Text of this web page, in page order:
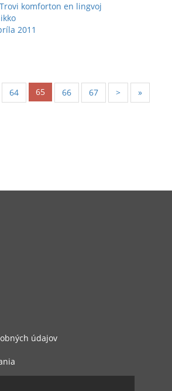
Trovi komforton en lingvoj
2011
64 65 66 67 > »
údajov